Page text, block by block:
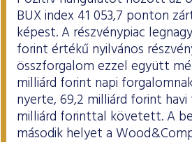
BUX index 41 053,7 ponton
képest. A részvénypiac
forint értékű nyilvános
összforgalom ezzel együtt
milliárd forint napi
nyerte, 69,2 milliárd forint
milliárd forinttal követett. A
második helyet a